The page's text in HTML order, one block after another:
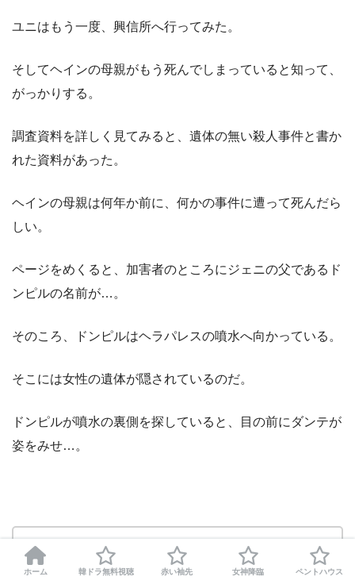
ユニはもう一度、興信所へ行ってみた。
そしてヘインの母親がもう死んでしまっていると知って、
がっかりする。
調査資料を詳しく見てみると、遺体の無い殺人事件と書か
れた資料があった。
ヘインの母親は何年か前に、何かの事件に遭って死んだら
しい。
ページをめくると、加害者のところにジェニの父であるド
ンピルの名前が…。
そのころ、ドンピルはヘラパレスの噴水へ向かっている。
そこには女性の遺体が隠されているのだ。
ドンピルが噴水の裏側を探していると、目の前にダンテが
姿をみせ…。
→韓国ドラマ『ペントハウス3』4話 5話 6話のネタバ
ホーム 韓ドラ無料視聴 赤い袖先 女神降臨 ペントハウス